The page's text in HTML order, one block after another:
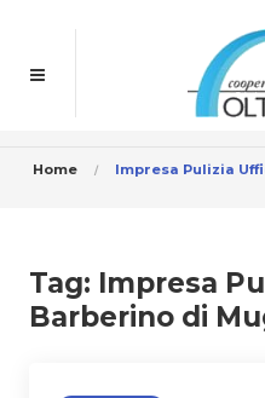
Home Impresa Pulizia
Tag: Impresa
Barberino di